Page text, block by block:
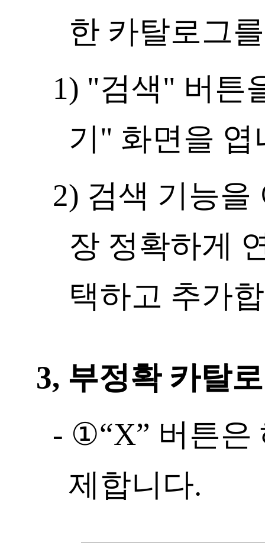
한 카탈로그
1) "검색" 버튼
기" 화면을 엽
2) 검색 기능을
장 정확하게
택하고 추가
3, 부정확 카탈
- ①“X” 버튼은
제합니다.